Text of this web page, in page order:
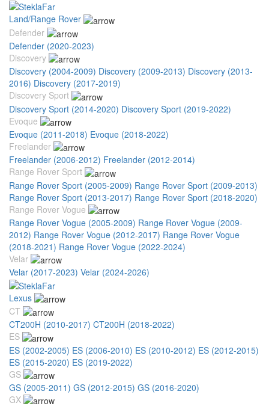
Land/Range Rover
Defender
Defender (2020-2023)
Discovery
Discovery (2004-2009) Discovery (2009-2013) Discovery (2013-
2016) Discovery (2017-2019)
Discovery Sport
Discovery Sport (2014-2020) Discovery Sport (2019-2022)
Evoque
Evoque (2011-2018) Evoque (2018-2022)
Freelander
Freelander (2006-2012) Freelander (2012-2014)
Range Rover Sport
Range Rover Sport (2005-2009) Range Rover Sport (2009-2013)
Range Rover Sport (2013-2017) Range Rover Sport (2018-2020)
Range Rover Vogue
Range Rover Vogue (2005-2009) Range Rover Vogue (2009-
2012) Range Rover Vogue (2012-2017) Range Rover Vogue
(2018-2021) Range Rover Vogue (2022-2024)
Velar
Velar (2017-2023) Velar (2024-2026)
Lexus
CT
CT200H (2010-2017) CT200H (2018-2022)
ES
ES (2002-2005) ES (2006-2010) ES (2010-2012) ES (2012-2015)
ES (2015-2020) ES (2019-2022)
GS
GS (2005-2011) GS (2012-2015) GS (2016-2020)
GX